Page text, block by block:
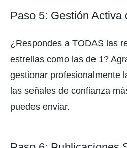
Paso 5: Gestión Activa
¿Respondes a TODAS las
estrellas como las de 1?
gestionar profesionalmente
las señales de confianza
puedes enviar.